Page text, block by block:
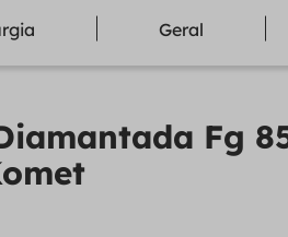
Geral
Fg